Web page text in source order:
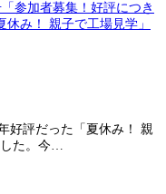
好評だった「夏休み！ 親
した。今…